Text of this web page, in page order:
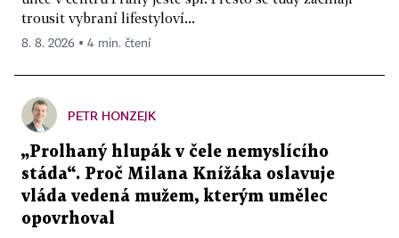
trousit vybraní lifestyloví...
8. 8. 2026 ▪ 4 min. čtení
PETR HONZEJK
„Prolhaný hlupák v čele nemyslícího
stáda“. Proč Milana Knížáka oslavuje
vláda vedená mužem, kterým umělec
opovrhoval